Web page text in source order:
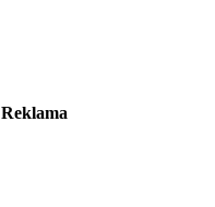
Reklama